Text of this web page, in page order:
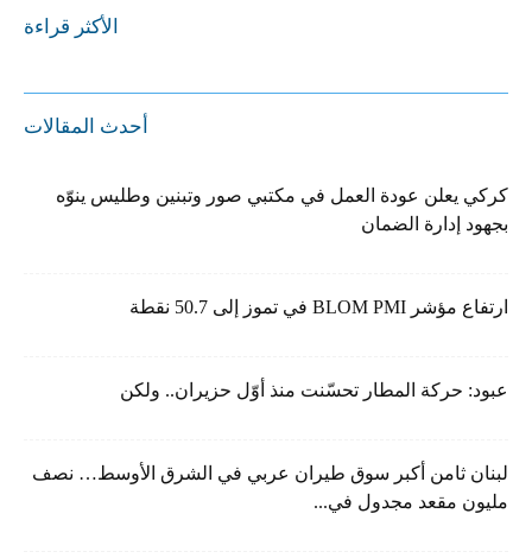
الأكثر قراءة
أحدث المقالات
كركي يعلن عودة العمل في مكتبي صور وتبنين وطليس ينوّه
بجهود إدارة الضمان
ارتفاع مؤشر BLOM PMI في تموز إلى 50.7 نقطة
عبود: حركة المطار تحسّنت منذ أوّل حزيران.. ولكن
لبنان ثامن أكبر سوق طيران عربي في الشرق الأوسط… نصف
مليون مقعد مجدول في...